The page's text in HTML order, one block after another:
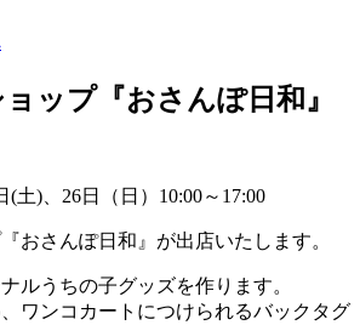
ップ『おさんぽ日和』
(土)、26日（日）10:00～17:00
おさんぽ日和』が出店いたします。
ルうちの子グッズを作ります。
ワンコカートにつけられるバックタグ